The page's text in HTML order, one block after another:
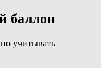
баллон
учитывать